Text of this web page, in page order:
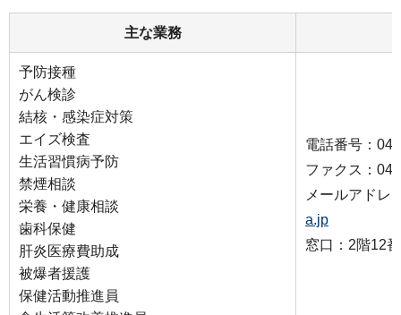
主な業務
予防接種
がん検診
結核・感染症対策
エイズ検査
生活習慣病予防
禁煙相談
栄養・健康相談
歯科保健
肝炎医療費助成
被爆者援護
保健活動推進員
電話番号：
ファクス：
メールアドレ
a.jp
窓口：2階12